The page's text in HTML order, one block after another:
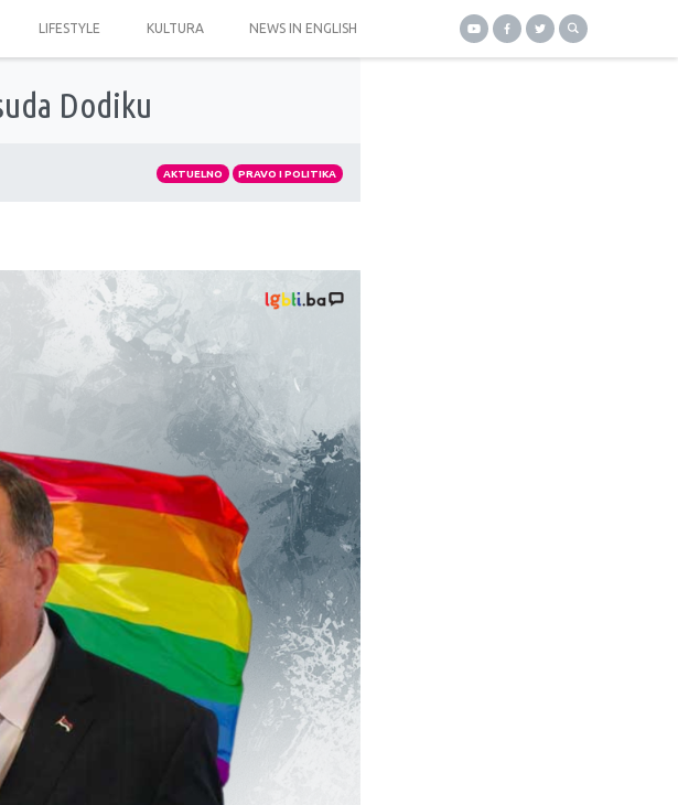
LIFESTYLE KULTURA NEWS IN ENGLISH
Dodiku
AKTUELNO PRAVO I POLITIKA